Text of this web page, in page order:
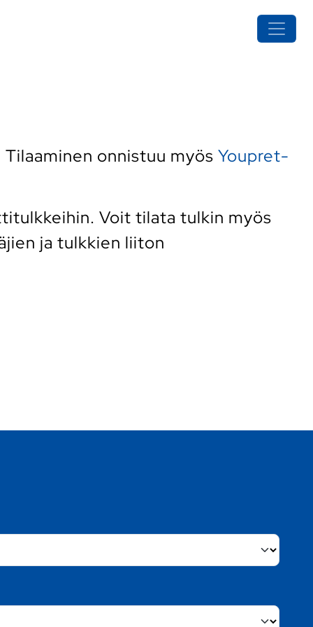
Tilaaminen onnistuu myös Youpret-
Voit tilata tulkin myös
ja tulkkien liiton